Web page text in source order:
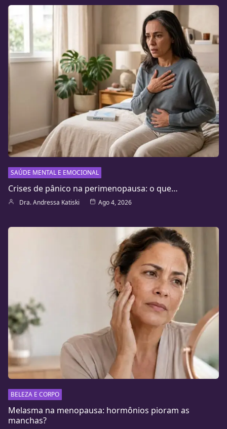
SAÚDE MENTAL E EMOCIONAL
Crises de pânico na perimenopausa: o que…
Dra. Andressa Katiski Ago 4, 2026
BELEZA E CORPO
Melasma na menopausa: hormônios pioram as
manchas?